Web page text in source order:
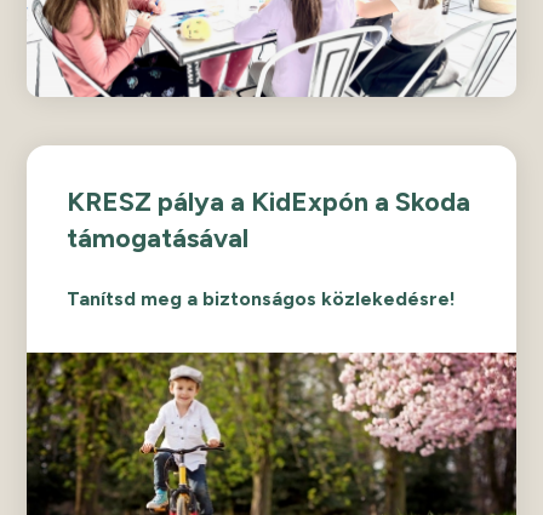
KRESZ pálya a KidExpón a Skoda
támogatásával
Tanítsd meg a biztonságos közlekedésre!